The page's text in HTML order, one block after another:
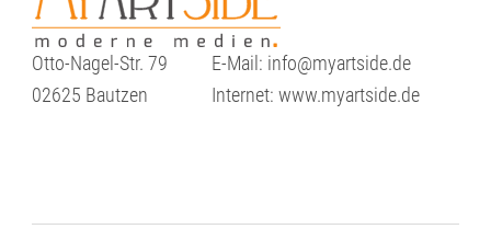
Otto-Nagel-Str. 79
02625 Bautzen
E-Mail: info@myartside.de
Internet: www.myartside.de